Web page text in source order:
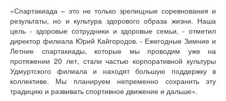
«Спартакиада – это не только зрелищные соревнования и
результаты, но и культура здорового образа жизни. Наша
цель - здоровые сотрудники и здоровые семьи, - отметил
директор филиала Юрий Кайгородов. - Ежегодные Зимние и
Летние спартакиады, которые мы проводим уже на
протяжении 20 лет, стали частью корпоративной культуры
Удмуртского филиала и находят большую поддержку в
коллективе. Мы планируем непременно сохранить эту
традицию и развивать спортивное движение и дальше».